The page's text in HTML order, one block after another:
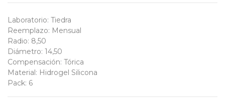
Laboratorio: Tiedra
Reemplazo: Mensual
Radio: 8,50
Diámetro: 14,50
Compensación: Tórica
Material : Hidrogel Silicona
Pack: 6